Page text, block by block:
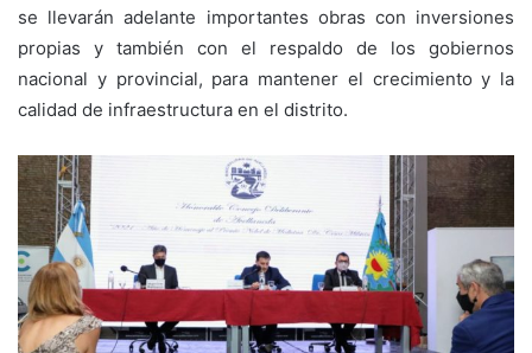
se llevarán adelante importantes obras con inversiones
propias y también con el respaldo de los gobiernos
nacional y provincial, para mantener el crecimiento y la
calidad de infraestructura en el distrito.